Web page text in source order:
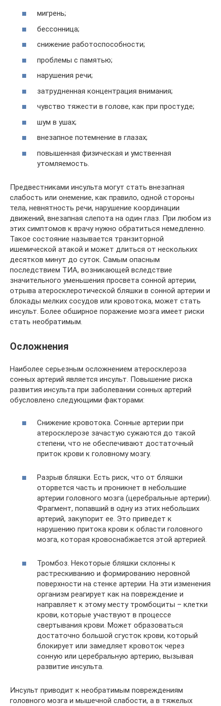
мигрень;
бессонница;
снижение работоспособности;
проблемы с памятью;
нарушения речи;
затрудненная концентрация внимания;
чувство тяжести в голове, как при простуде;
шум в ушах;
внезапное потемнение в глазах;
повышенная физическая и умственная
утомляемость.
Предвестниками инсульта могут стать внезапная
слабость или онемение, как правило, одной стороны
тела, невнятность речи, нарушение координации
движений, внезапная слепота на один глаз. При любом из
этих симптомов к врачу нужно обратиться немедленно.
Такое состояние называется транзиторной
ишемической атакой и может длиться от нескольких
десятков минут до суток. Самым опасным
последствием ТИА, возникающей вследствие
значительного уменьшения просвета сонной артерии,
отрыва атеросклеротической бляшки в сонной артерии и
блокады мелких сосудов или кровотока, может стать
инсульт. Более обширное поражение мозга имеет риски
стать необратимым.
Осложнения
Наиболее серьезным осложнением атеросклероза
сонных артерий является инсульт. Повышение риска
развития инсульта при заболевании сонных артерий
обусловлено следующими факторами:
Снижение кровотока. Сонные артерии при
атеросклерозе зачастую сужаются до такой
степени, что не обеспечивают достаточный
приток крови к головному мозгу.
Разрыв бляшки. Есть риск, что от бляшки
оторвется часть и проникнет в небольшие
артерии головного мозга (церебральные артерии).
Фрагмент, попавший в одну из этих небольших
артерий, закупорит ее. Это приведет к
нарушению притока крови к области головного
мозга, которая кровоснабжается этой артерией.
Тромбоз. Некоторые бляшки склонны к
растрескиванию и формированию неровной
поверхности на стенке артерии. На эти изменения
организм реагирует как на повреждение и
направляет к этому месту тромбоциты – клетки
крови, которые участвуют в процессе
свертывания крови. Может образоваться
достаточно большой сгусток крови, который
блокирует или замедляет кровоток через
сонную или церебральную артерию, вызывая
развитие инсульта.
Инсульт приводит к необратимым повреждениям
головного мозга и мышечной слабости, а в тяжелых